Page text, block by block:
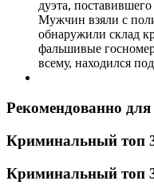
дуэта,
Мужчин взяли с
обнаружили склад
фальшивые
всему, находился
Рекомендованно для
Криминальный топ
Криминальный топ